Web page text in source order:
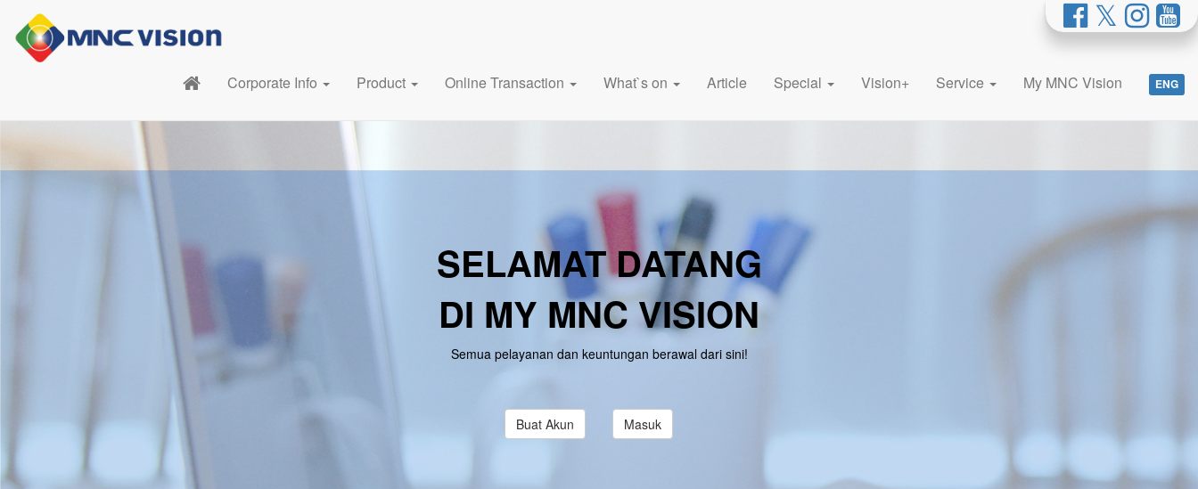
Corporate Info Product Online Transaction What`s on Article Special Vision+ Service My MNC Vision ENG
SELAMAT DATANG
DI MY MNC VISION
Semua pelayanan dan keuntungan berawal dari sini!
Buat Akun Masuk